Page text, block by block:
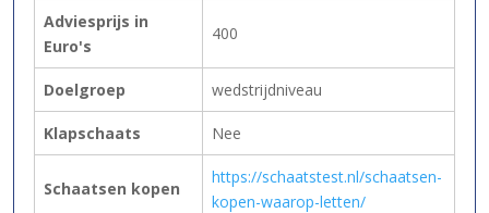
Adviesprijs in
Euro's
400
Doelgroep wedstrijdniveau
Klapschaats Nee
Schaatsen kopen
https://schaatstest.nl/schaatsen-
kopen-waarop-letten/